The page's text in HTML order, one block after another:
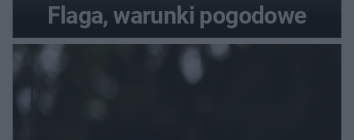
Flaga, warunki pogodowe